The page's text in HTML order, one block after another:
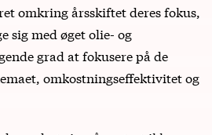
omkring årsskiftet deres fokus,
sig med øget olie- og
grad at fokusere på de
omkostningseffektivitet og